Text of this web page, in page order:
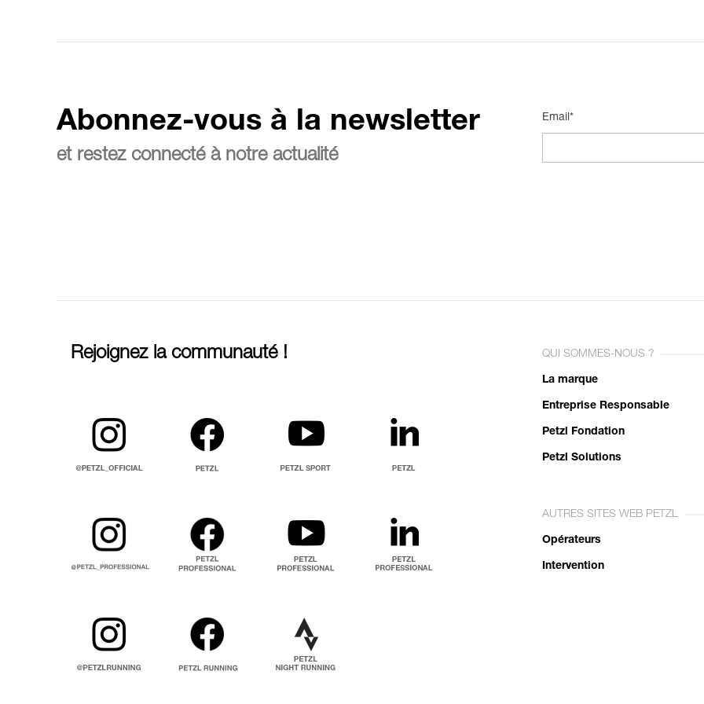
Abonnez-vous à la newsletter
et restez connecté à notre actualité
Email*
Rejoignez la communauté ! QUI SOMMES-NOUS ?
La marque
Entreprise Responsable
Petzl Fondation
Petzl Solutions
AUTRES SITES WEB PETZL
Opérateurs
Intervention